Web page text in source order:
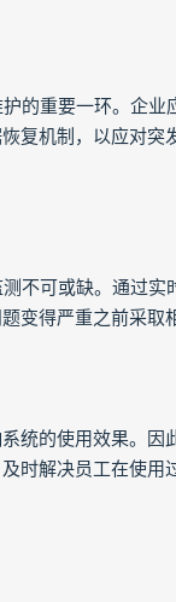
的重要一环。企业
复机制，以应对
不可或缺。通过
变得严重之前采取
统的使用效果。
时解决员工在使用